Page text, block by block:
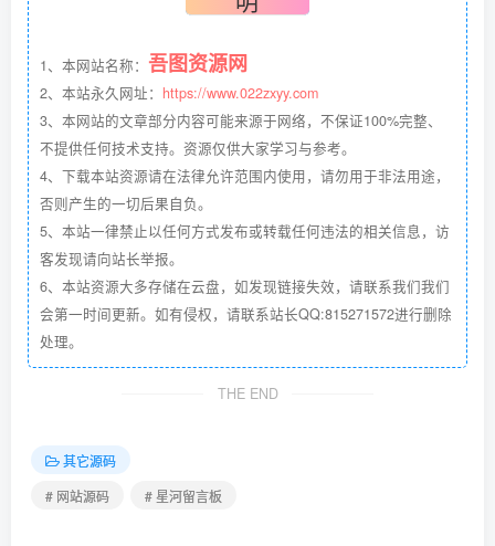
1、本网站名称： 吾图资源网
2、本站永久网址： https://www.022zxyy.com
3、本网站的文章部分内容可能来源于网络，不保证100%完整、
不提供任何技术支持。资源仅供大家学习与参考。
4、下载本站资源请在法律允许范围内使用，请勿用于非法用途，
否则产生的一切后果自负。
5、本站一律禁止以任何方式发布或转载任何违法的相关信息，访
客发现请向站长举报。
6、本站资源大多存储在云盘，如发现链接失效，请联系我们我们
会第一时间更新。如有侵权，请联系站长QQ:815271572进行删除
处理。
THE END
其它源码
# 网站源码
# 星河留言板